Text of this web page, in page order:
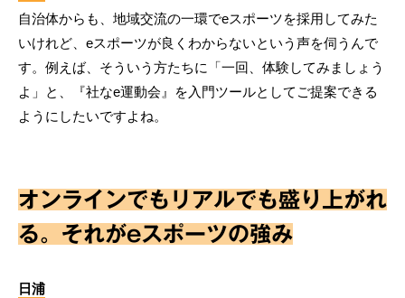
自治体からも、地域交流の一環でeスポーツを採用してみた
いけれど、eスポーツが良くわからないという声を伺うんで
す。例えば、そういう方たちに「一回、体験してみましょう
よ」と、『社なe運動会』を入門ツールとしてご提案できる
ようにしたいですよね。
オンラインでもリアルでも盛り上がれ
る。それがeスポーツの強み
日浦